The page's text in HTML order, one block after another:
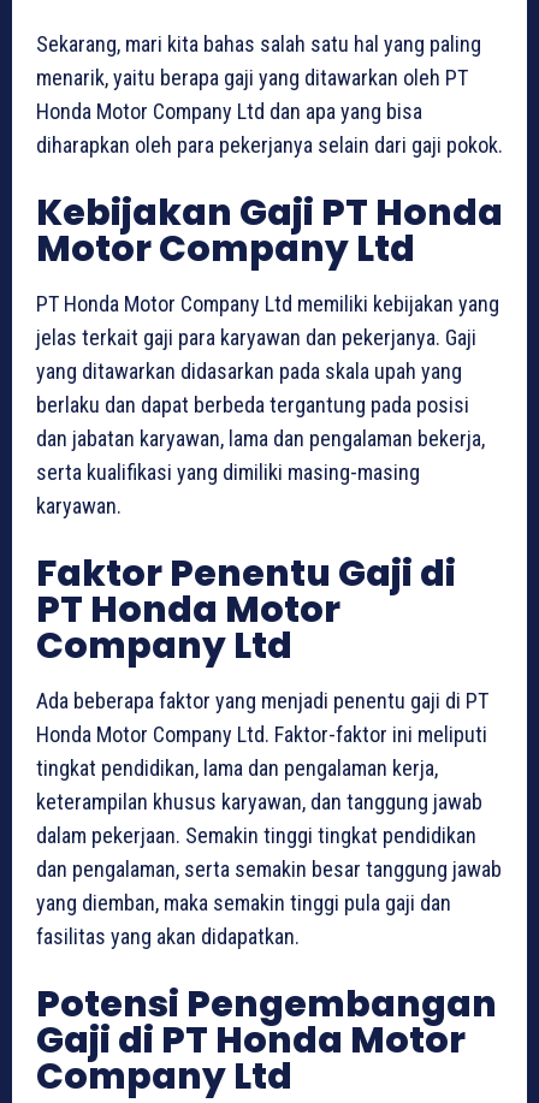
Sekarang, mari kita bahas salah satu hal yang paling
menarik, yaitu berapa gaji yang ditawarkan oleh PT
Honda Motor Company Ltd dan apa yang bisa
diharapkan oleh para pekerjanya selain dari gaji pokok.
Kebijakan Gaji PT Honda
Motor Company Ltd
PT Honda Motor Company Ltd memiliki kebijakan yang
jelas terkait gaji para karyawan dan pekerjanya. Gaji
yang ditawarkan didasarkan pada skala upah yang
berlaku dan dapat berbeda tergantung pada posisi
dan jabatan karyawan, lama dan pengalaman bekerja,
serta kualifikasi yang dimiliki masing-masing
karyawan.
Faktor Penentu Gaji di
PT Honda Motor
Company Ltd
Ada beberapa faktor yang menjadi penentu gaji di PT
Honda Motor Company Ltd. Faktor-faktor ini meliputi
tingkat pendidikan, lama dan pengalaman kerja,
keterampilan khusus karyawan, dan tanggung jawab
dalam pekerjaan. Semakin tinggi tingkat pendidikan
dan pengalaman, serta semakin besar tanggung jawab
yang diemban, maka semakin tinggi pula gaji dan
fasilitas yang akan didapatkan.
Potensi Pengembangan
Gaji di PT Honda Motor
Company Ltd